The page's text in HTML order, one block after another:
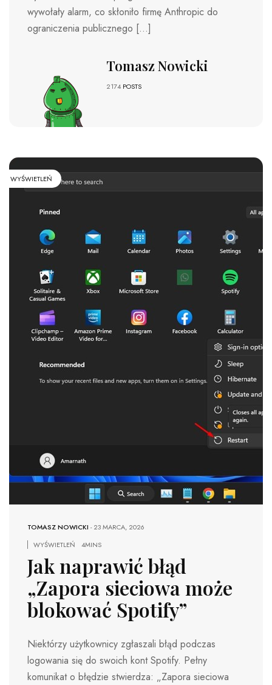
wywołały alarm, co skłoniło firmę Anthropic do
ograniczenia publicznego […]
Tomasz Nowicki
2174 POSTS
WYŚWIETLEŃ
TOMASZ NOWICKI -23 MARCA, 2026
WYŚWIETLEŃ
4MINS
Jak naprawić błąd
„Zapora sieciowa może
blokować Spotify”
Niektórzy użytkownicy zgłaszali błąd podczas
logowania się do swoich kont Spotify. Pełny
komunikat o błędzie stwierdza: „Zapora sieciowa